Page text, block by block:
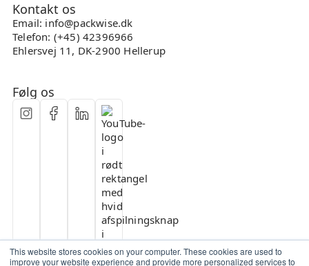
This website stores cookies on your computer. These cookies are used to
improve your website experience and provide more personalized services to
Kontakt os
Email: info@packwise.dk
Telefon: (+45) 42396966
Ehlersvej 11, DK-2900 Hellerup
Følg os